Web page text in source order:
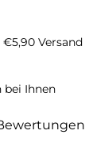
Preis
Versand
bei Ihnen